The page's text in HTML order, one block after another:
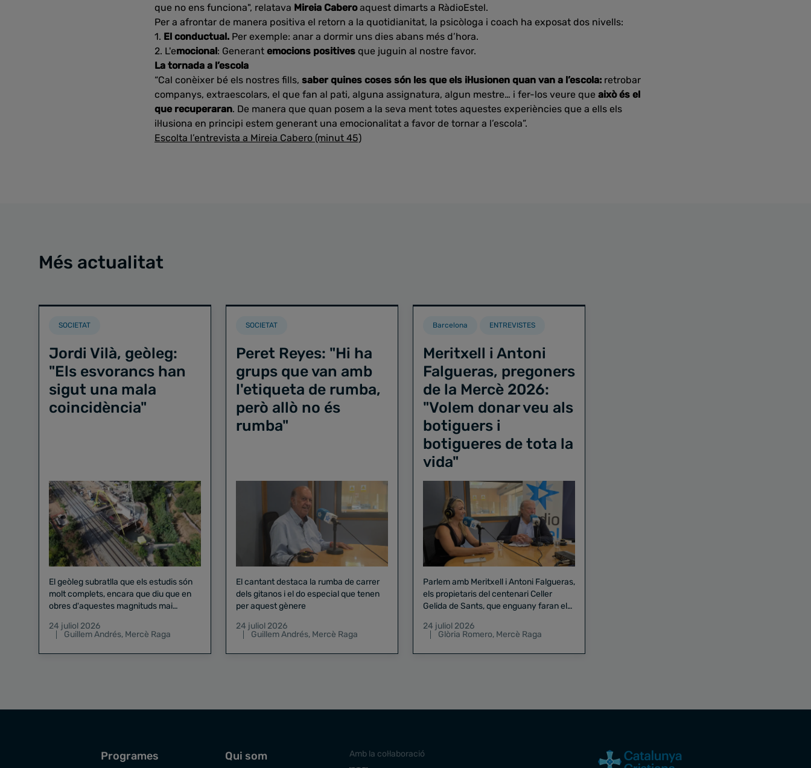
que no ens funciona", relatava Mireia Caberoaquest dimarts a RàdioEstel.
Per a afrontar de manera positiva el retorn a la quotidianitat, la psicòloga i coach ha exposat dos nivells:
1. El conductual. Per exemple: anar a dormir uns dies abans més d’hora.
2. L'emocional: Generant emocions positives que juguin al nostre favor.
La tornada a l’escola
“Cal conèixer bé els nostres fills, saber quines coses són les que els il·lusionen quan van a l’escola: retrobar
companys, extraescolars, el que fan al pati, alguna assignatura, algun mestre… i fer-los veure que això és el
que recuperaran. De manera que quan posem a la seva ment totes aquestes experiències que a ells els
il·lusiona en principi estem generant una emocionalitat a favor de tornar a l’escola”.
Escolta l’entrevista a Mireia Cabero (minut 45)
Més actualitat
SOCIETAT
Jordi Vilà, geòleg:
"Els esvorancs han
sigut una mala
coincidència"
El geòleg subratlla que els estudis són
molt complets, encara que diu que en
obres d'aquestes magnituds mai
24 juliol 2026
Guillem Andrés, Mercè Raga
SOCIETAT
Peret Reyes: "Hi ha
grups que van amb
l'etiqueta de rumba,
però allò no és
rumba"
El cantant destaca la rumba de carrer
dels gitanos i el do especial que tenen
per aquest gènere
24 juliol 2026
Guillem Andrés, Mercè Raga
Barcelona ENTREVISTES
Meritxell i Antoni
Falgueras, pregoners
de la Mercè 2026:
"Volem donar veu als
botiguers i
botigueres de tota la
vida"
Parlem amb Meritxell i Antoni Falgueras,
els propietaris del centenari Celler
Gelida de Sants, que enguany faran el
24 juliol 2026
Glòria Romero, Mercè Raga
Programes Qui som Amb la col·laboració